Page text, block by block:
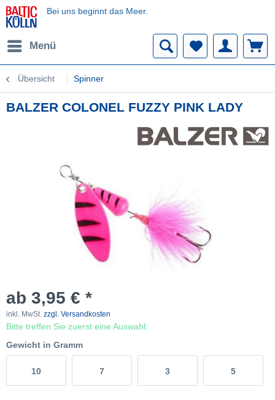
Bei uns beginnt das Meer.
Menü
Übersicht Spinner
BALZER COLONEL FUZZY PINK LADY
ab 3,95 € *
inkl. MwSt. zzgl. Versandkosten
Bitte treffen Sie zuerst eine Auswahl:
Gewicht in Gramm
10 7 3 5